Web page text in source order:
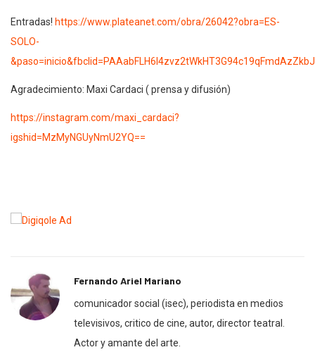
Entradas! https://www.plateanet.com/obra/26042?obra=ES-
SOLO-
Agradecimiento: Maxi Cardaci ( prensa y difusión)
https://instagram.com/maxi_cardaci?
igshid=MzMyNGUyNmU2YQ==
Fernando Ariel Mariano
comunicador social (isec), periodista en medios
televisivos, critico de cine, autor, director teatral.
Actor y amante del arte.